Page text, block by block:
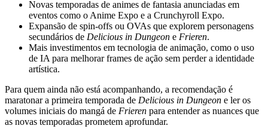
Novas temporadas de animes de fantasia anunciadas em
eventos como o Anime Expo e a Crunchyroll Expo.
Expansão de spin‑offs ou OVAs que explorem personagens
secundários de Delicious in Dungeon e Frieren.
Mais investimentos em tecnologia de animação, como o uso
de IA para melhorar frames de ação sem perder a identidade
artística.
Para quem ainda não está acompanhando, a recomendação é
maratonar a primeira temporada de Delicious in Dungeon e ler os
volumes iniciais do mangá de Frieren para entender as nuances que
as novas temporadas prometem aprofundar.